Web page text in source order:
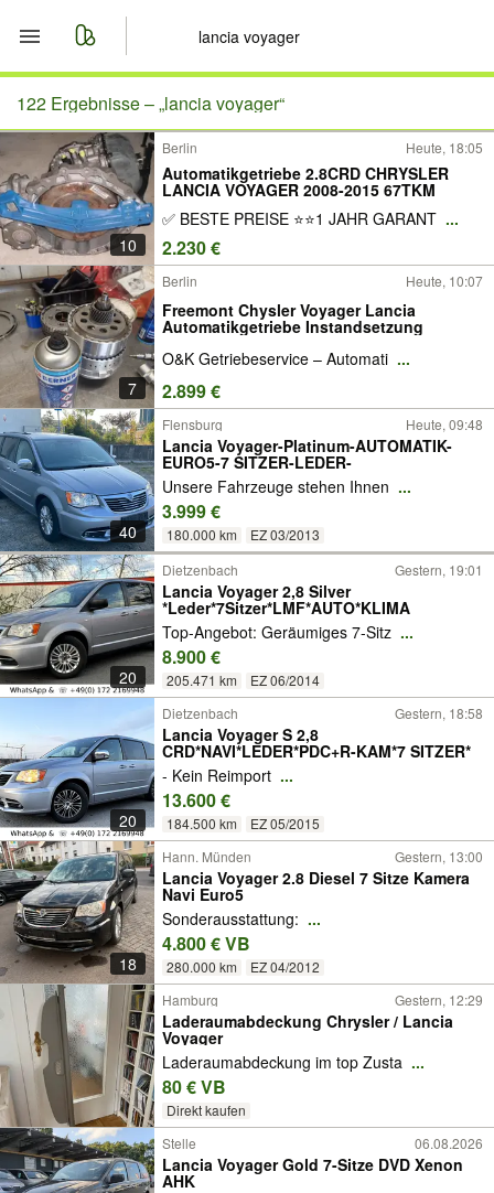
Start
Merkliste
Nachrichten
Anzeige aufgeben
122 Ergebnisse –„lancia voyager“
10
Berlin Heute, 18:05
Automatikgetriebe 2.8CRD CHRYSLER
LANCIA VOYAGER 2008-2015 67TKM
✅ BESTE PREISE ⭐⭐1 JAHR GARANT ...
2.230 €
7
Berlin Heute, 10:07
Freemont Chysler Voyager Lancia
Automatikgetriebe Instandsetzung
O&K Getriebeservice – Automati ...
2.899 €
40
Flensburg Heute, 09:48
Lancia Voyager-Platinum-AUTOMATIK-
EURO5-7 SITZER-LEDER-
Unsere Fahrzeuge stehen Ihnen ...
3.999 €
180.000 km EZ 03/2013
20
Dietzenbach Gestern, 19:01
Lancia Voyager 2,8 Silver
*Leder*7Sitzer*LMF*AUTO*KLIMA
Top-Angebot: Geräumiges 7-Sitz ...
8.900 €
205.471 km EZ 06/2014
20
Dietzenbach Gestern, 18:58
Lancia Voyager S 2,8
CRD*NAVI*LEDER*PDC+R-KAM*7 SITZER*
- Kein Reimport ...
13.600 €
184.500 km EZ 05/2015
18
Hann. Münden Gestern, 13:00
Lancia Voyager 2.8 Diesel 7 Sitze Kamera
Navi Euro5
Sonderausstattung: ...
4.800 € VB
280.000 km
EZ 04/2012
Hamburg
Gestern, 12:29
Laderaumabdeckung Chrysler / Lancia
Voyager
Laderaumabdeckung im top Zusta ...
80 € VB
Direkt kaufen
Stelle 06.08.2026
Lancia Voyager Gold 7-Sitze DVD Xenon
AHK